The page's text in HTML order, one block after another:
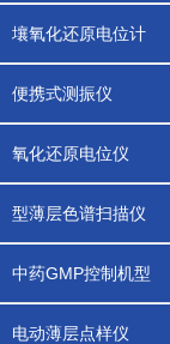
壤氧化还原电位计
便携式测振仪
氧化还原电位仪
型薄层色谱扫描仪
中药GMP控制机型
电动薄层点样仪